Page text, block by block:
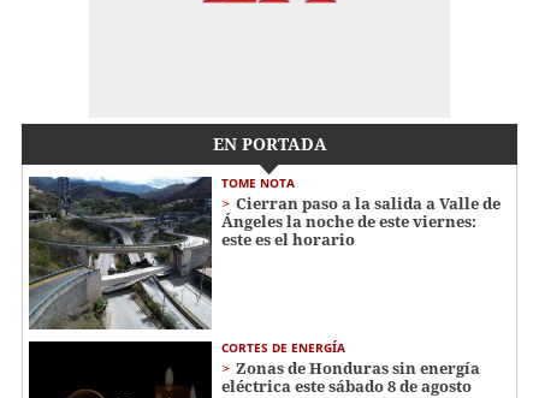
EN PORTADA
TOME NOTA
Cierran paso a la salida a Valle de
Ángeles la noche de este viernes:
este es el horario
CORTES DE ENERGÍA
Zonas de Honduras sin energía
eléctrica este sábado 8 de agosto